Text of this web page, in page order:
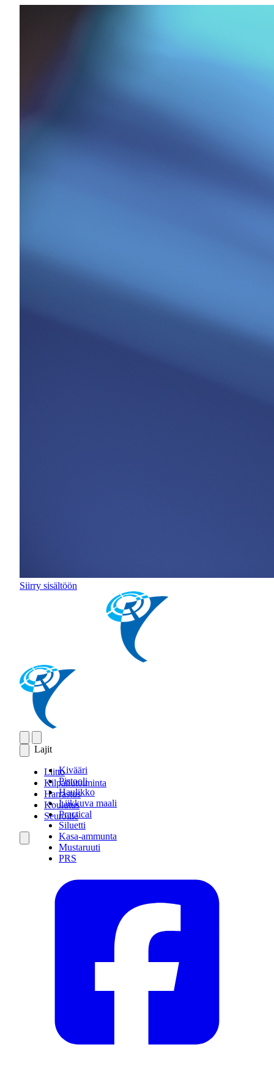
Siirry sisältöön
Lajit
Kivääri
Pistooli
Haulikko
Liikkuva maali
Practical
Siluetti
Kasa-ammunta
Mustaruuti
PRS
Liitto
Kilpailutoiminta
Harrastus
Koulutus
Seuroille